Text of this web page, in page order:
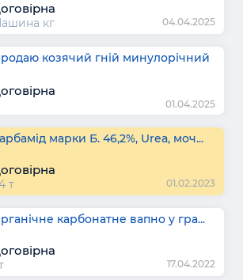
кг 04.04.2025
козячий гній минулорічний
01.04.2025
марки Б. 46,2%, Urea, моч...
т 01.02.2023
карбонатне вапно у гра...
17.04.2022